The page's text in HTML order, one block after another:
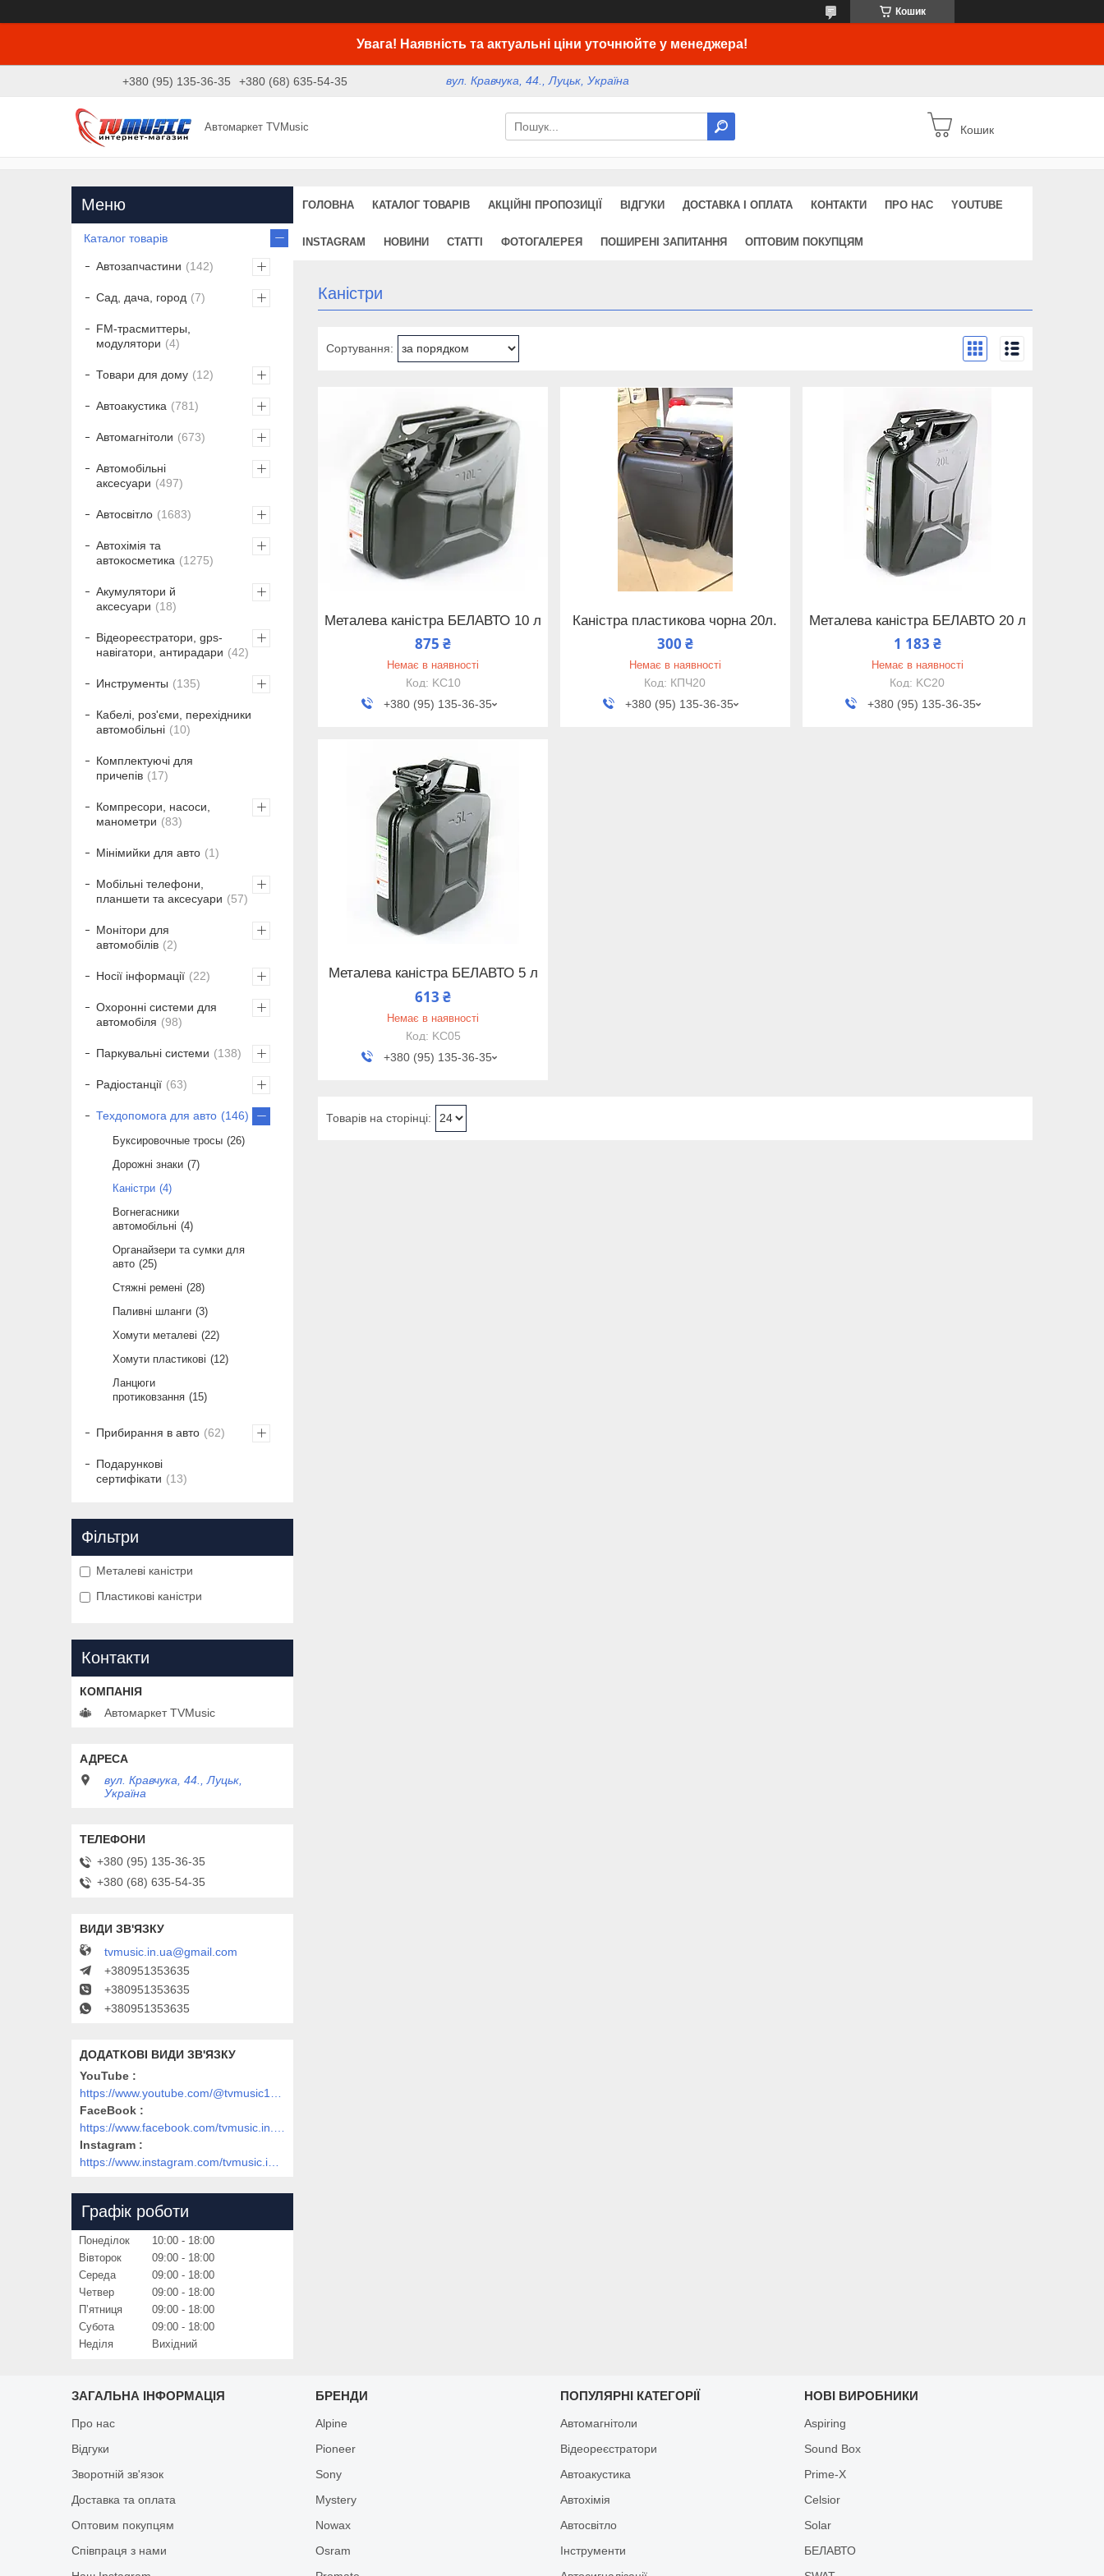
Кошик
Увага! Наявність та актуальні ціни уточнюйте у менеджера!
+380 (95) 135-36-35 +380 (68) 635-54-35 вул. Кравчука, 44., Луцьк, Україна
Автомаркет TVMusic Кошик
ГОЛОВНА КАТАЛОГ ТОВАРІВ АКЦІЙНІ ПРОПОЗИЦІЇ ВІДГУКИ ДОСТАВКА І ОПЛАТА КОНТАКТИ ПРО НАС YOUTUBE
INSTAGRAM НОВИНИ СТАТТІ ФОТОГАЛЕРЕЯ ПОШИРЕНІ ЗАПИТАННЯ ОПТОВИМ ПОКУПЦЯМ
Каністри
Металева каністра БЕЛАВТО 10 л
875 ₴
Немає в наявності
KC10
+380 (95) 135-36-35
Каністра пластикова чорна 20л.
300 ₴
Немає в наявності
КПЧ20
+380 (95) 135-36-35
Металева каністра БЕЛАВТО 20 л
1 183 ₴
Немає в наявності
KC20
+380 (95) 135-36-35
Металева каністра БЕЛАВТО 5 л
613 ₴
Немає в наявності
KC05
+380 (95) 135-36-35
Каталог товарів
Автозапчастини 142
Сад, дача, город 7
FM-трасмиттеры,
модулятори
4
Товари для дому 12
Автоакустика 781
Автомагнітоли 673
Автомобільні
аксесуари
497
Автосвітло 1683
Автохімія та
автокосметика
1275
Акумулятори й
аксесуари
18
Відеореєстратори, gps-
навігатори, антирадари
42
Инструменты 135
Кабелі, роз'єми, перехідники
автомобільні
10
Комплектуючі для
причепів
17
Компресори, насоси,
манометри
83
Мінімийки для авто 1
Мобільні телефони,
планшети та аксесуари
57
Монітори для
автомобілів
2
Носії інформації 22
Охоронні системи для
автомобіля
98
Паркувальні системи 138
Радіостанції 63
Техдопомога для авто 146
Буксировочные тросы 26
Дорожні знаки 7
Каністри 4
Вогнегасники
автомобільні
4
Органайзери та сумки для
авто 25
Стяжні ремені
28
Паливні шланги 3
Хомути металеві
22
Хомути пластикові
12
Ланцюги
протиковзання
15
Прибирання в авто 62
Подарункові
сертифікати
13
Фільтри
Металеві каністри
Пластикові каністри
Контакти
Автомаркет TVMusic
вул. Кравчука, 44., Луцьк,
Україна
+380 (95) 135-36-35
+380 (68) 635-54-35
tvmusic.in.ua@gmail.com
+380951353635
+380951353635
+380951353635
YouTube
FaceBook
Instagram
Графік роботи
Понеділок 10:00
18:00
Вівторок
09:00
18:00
Середа
09:00
18:00
Четвер
09:00
18:00
Пʼятниця
09:00
18:00
Субота
09:00
18:00
Неділя
Вихідний
ЗАГАЛЬНА ІНФОРМАЦІЯ
Про нас
Відгуки
Зворотній зв'язок
Доставка та оплата
Оптовим покупцям
Співпраця з нами
БРЕНДИ
Alpine
Pioneer
Sony
Mystery
Nowax
Osram
ПОПУЛЯРНІ КАТЕГОРІЇ
Автомагнітоли
Відеореєстратори
Автоакустика
Автохімія
Автосвітло
Інструменти
НОВІ ВИРОБНИКИ
Aspiring
Sound Box
Prime-X
Celsior
Solar
БЕЛАВТО